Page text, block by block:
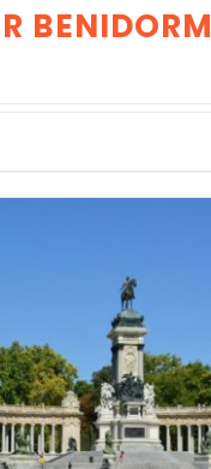
BENIDORM